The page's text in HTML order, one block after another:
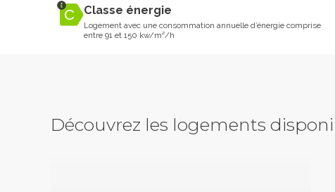
Classe énergie
Logement avec une consommation annuelle d’énergie comprise
entre 91 et 150 kw/m²/h
Découvrez les logements